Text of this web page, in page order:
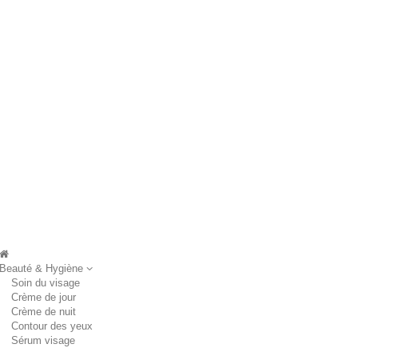
Beauté & Hygiène
Soin du visage
Crème de jour
Crème de nuit
Contour des yeux
Sérum visage